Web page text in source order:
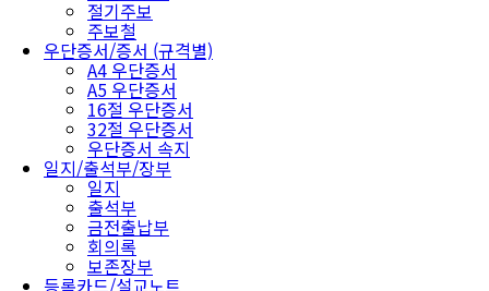
절기주보
주보철
우단증서/증서 (규격별)
A4 우단증서
A5 우단증서
16절 우단증서
32절 우단증서
우단증서 속지
일지/출석부/장부
일지
출석부
금전출납부
회의록
보존장부